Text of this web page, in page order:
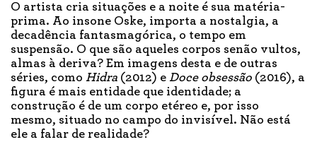
O artista cria situações e a noite é sua matéria-
prima. Ao insone Oske, importa a nostalgia, a
decadência fantasmagórica, o tempo em
suspensão. O que são aqueles corpos senão vultos,
almas à deriva? Em imagens desta e de outras
séries, como Hidra (2012) e Doce obsessão (2016), a
figura é mais entidade que identidade; a
construção é de um corpo etéreo e, por isso
mesmo, situado no campo do invisível. Não está
ele a falar de realidade?